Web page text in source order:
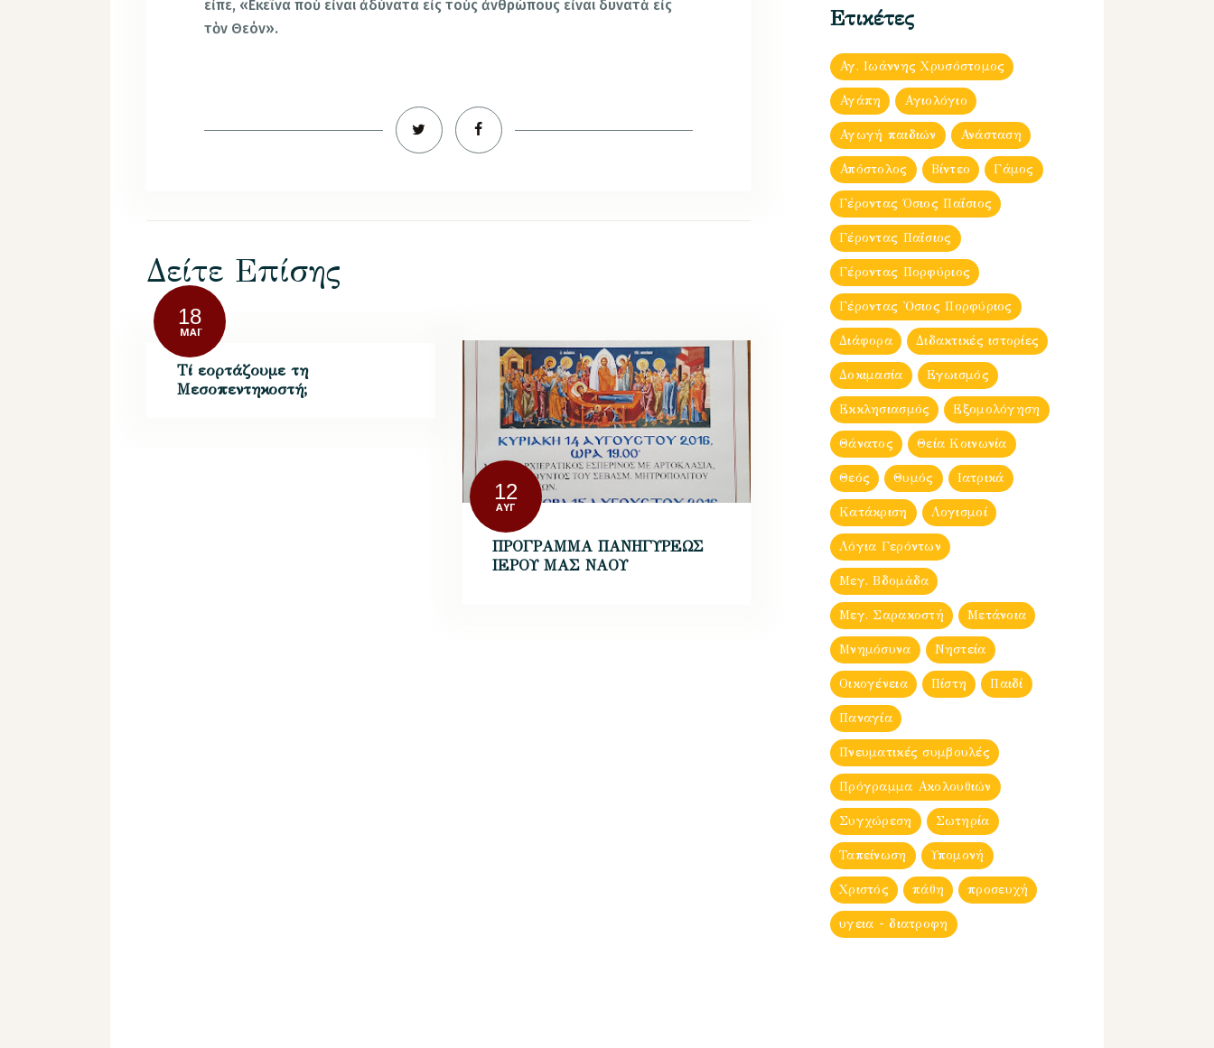
εἶπε, «Εκεῖνα ποὺ εἶναι ἀδύνατα εἰς τοὺς ἀνθρώπους εἶναι δυνατὰ εἰς
τὸν Θεόν».
Δείτε Επίσης
18
ΜΆΙ
Τί εορτάζουμε τη
Μεσοπεντηκοστή;
12
ΑΥΓ
ΠΡΟΓΡΑΜΜΑ ΠΑΝΗΓΥΡΕΩΣ
ΙΕΡΟΥ ΜΑΣ ΝΑΟΥ
Ετικέτες
Αγ. Ιωάννης Χρυσόστομος
Αγάπη Αγιολόγιο
Αγωγή παιδιών Ανάσταση
Απόστολος Βίντεο Γάμος
Γέροντας Όσιος Παΐσιος
Γέροντας Παΐσιος
Γέροντας Πορφύριος
Γέροντας Ὀσιος Πορφύριος
Διάφορα Διδακτικές ιστορίες
Δοκιμασία Εγωισμός
Εκκλησιασμός Εξομολόγηση
Θάνατος Θεία Κοινωνία
Θεός Θυμός Ιατρικά
Κατάκριση Λογισμοί
Λόγια Γερόντων
Μεγ. Βδομἀδα
Μεγ. Σαρακοστή Μετάνοια
Μνημόσυνα Νηστεία
Οικογένεια Πίστη Παιδί
Παναγία
Πνευματικές συμβουλές
Πρόγραμμα Ακολουθιών
Συγχώρεση Σωτηρία
Ταπείνωση Υπομονή
Χριστός πάθη προσευχή
υγεια - διατροφη